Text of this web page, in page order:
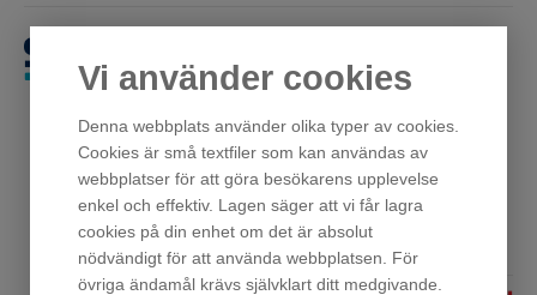
Vi använder cookies
Denna webbplats använder olika typer av cookies.
Cookies är små textfiler som kan användas av
webbplatser för att göra besökarens upplevelse
enkel och effektiv. Lagen säger att vi får lagra
cookies på din enhet om det är absolut
nödvändigt för att använda webbplatsen. För
övriga ändamål krävs självklart ditt medgivande.
Andra har också tittat på